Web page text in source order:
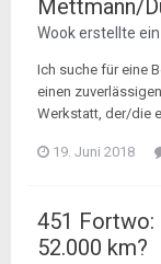
Mettmann/
Wookerstellte
Ich suche für eine
einen
Werkstatt, der/die
19. Juni 2018
451 Fortwo:
52.000 km?